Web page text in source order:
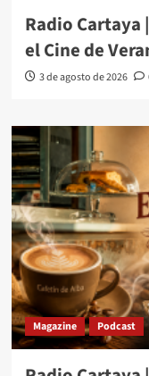
Radio Cartaya
el Cine de
3 de agosto de 2026
Magazine Podcast